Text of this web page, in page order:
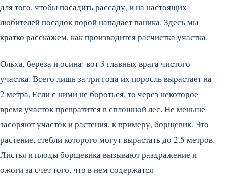
для того, чтобы посадить рассаду, и на настоящих
любителей посадок порой нападает паника. Здесь мы
кратко расскажем, как производится расчистка участка.
Ольха, береза и осина: вот 3 главных врага чистого
участка. Всего лишь за три года их поросль вырастает на
2 метра. Если с ними не бороться, то через некоторое
время участок превратится в сплошной лес. Не меньше
засоряют участок и растения, к примеру, борщевик. Это
растение, стебли которого могут вырастать до 2.5 метров.
Листья и плоды борщевика вызывают раздражение и
ожоги за счет того, что в нем содержатся